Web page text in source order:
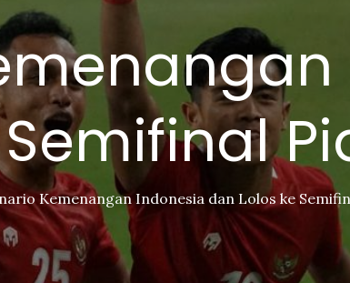
Kemenangan Indonesia dan Lolos ke